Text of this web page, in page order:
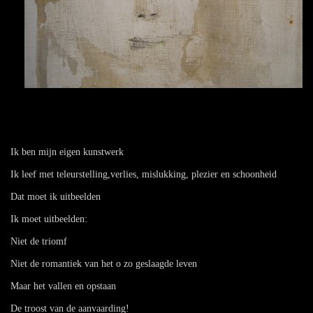
Ik ben mijn eigen kunstwerk
Ik leef met teleurstelling,verlies, mislukking, plezier en schoonheid
Dat moet ik uitbeelden
Ik moet uitbeelden:
Niet de triomf
Niet de romantiek van het o zo geslaagde leven
Maar het vallen en opstaan
De troost van de aanvaarding!